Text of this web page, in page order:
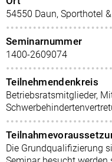
54550 Daun, Sporthotel
Seminarnummer
1400-2609074
Teilnehmendenkreis
Betriebsratsmitglieder,
Die Grundqualifizierung